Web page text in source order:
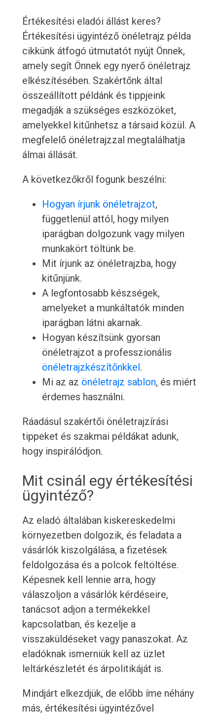
Értékesítési eladói állást keres?
Értékesítési ügyintéző önéletrajz példa
cikkünk átfogó útmutatót nyújt Önnek,
amely segít Önnek egy nyerő önéletrajz
elkészítésében. Szakértőnk által
összeállított példánk és tippjeink
megadják a szükséges eszközöket,
amelyekkel kitűnhetsz a társaid közül. A
megfelelő önéletrajzzal megtalálhatja
álmai állását.
A következőkről fogunk beszélni:
Hogyan írjunk önéletrajzot,
függetlenül attól, hogy milyen
iparágban dolgozunk vagy milyen
munkakört töltünk be.
Mit írjunk az önéletrajzba, hogy
kitűnjünk.
A legfontosabb készségek,
amelyeket a munkáltatók minden
iparágban látni akarnak.
Hogyan készítsünk gyorsan
önéletrajzot a professzionális
önéletrajzkészítőnkkel.
Mi az az önéletrajz sablon, és miért
érdemes használni.
Ráadásul szakértői önéletrajzírási
tippeket és szakmai példákat adunk,
hogy inspirálódjon.
Mit csinál egy értékesítési
ügyintéző?
Az eladó általában kiskereskedelmi
környezetben dolgozik, és feladata a
vásárlók kiszolgálása, a fizetések
feldolgozása és a polcok feltöltése.
Képesnek kell lennie arra, hogy
válaszoljon a vásárlók kérdéseire,
tanácsot adjon a termékekkel
kapcsolatban, és kezelje a
visszaküldéseket vagy panaszokat. Az
eladóknak ismerniük kell az üzlet
leltárkészletét és árpolitikáját is.
Mindjárt elkezdjük, de előbb íme néhány
más, értékesítési ügyintézővel